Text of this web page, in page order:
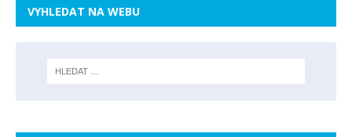
VYHLEDAT NA WEBU